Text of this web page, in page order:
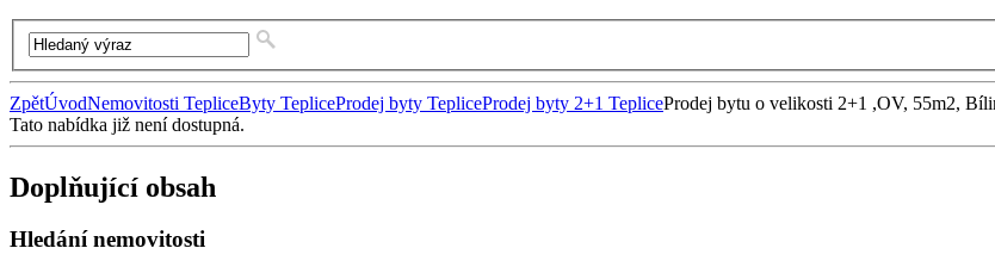
ZpětÚvodNemovitosti TepliceByty TepliceProdej byty TepliceProdej byty 2+1 TepliceProdej bytu o velikosti 2+1 ,OV, 55m2,
Tato nabídka již není dostupná.
Doplňující obsah
Hledání nemovitosti